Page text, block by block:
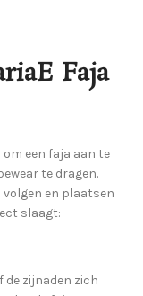
Faja
een ​​faja aan te
te dragen.
volgen en plaatsen
slaagt:
de zijnaden zich